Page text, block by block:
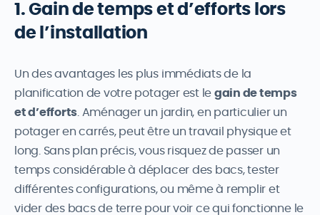
1. Gain de temps et d’efforts lors
de l’installation
Un des avantages les plus immédiats de la
planification de votre potager est le gain de temps
et d’efforts . Aménager un jardin, en particulier un
potager en carrés, peut être un travail physique et
long. Sans plan précis, vous risquez de passer un
temps considérable à déplacer des bacs, tester
différentes configurations, ou même à remplir et
vider des bacs de terre pour voir ce qui fonctionne le